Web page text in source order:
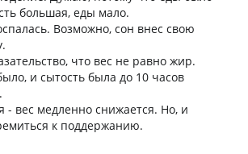
большая, еды мало.
Возможно, сон внес свою
что вес не равно жир.
и сытость была до 10 часов
вес медленно снижается. Но, и
к поддержанию.